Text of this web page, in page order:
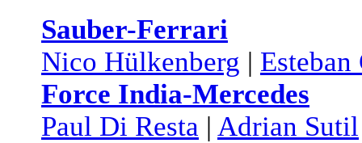
Sauber-Ferrari
Nico Hülkenberg |
Force India-Mercedes
Paul Di Resta | Adrian Sutil